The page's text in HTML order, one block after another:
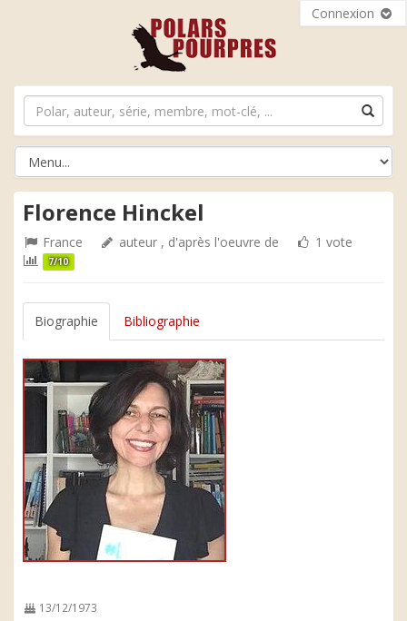
Connexion
Florence Hinckel
France auteur , d'après l'oeuvre de 1 vote
7/10
Biographie Bibliographie
13/12/1973